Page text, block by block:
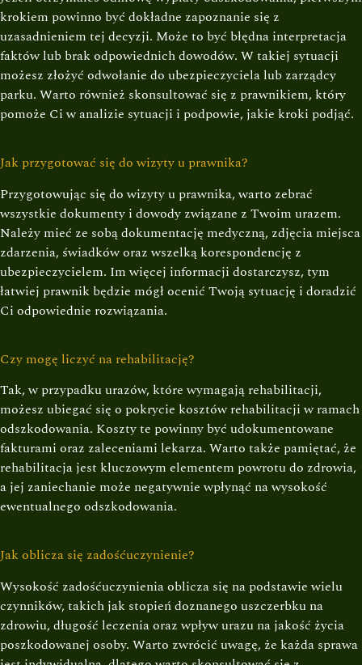
krokiem powinno być dokładne zapoznanie się z
uzasadnieniem tej decyzji. Może to być błędna interpretacja
faktów lub brak odpowiednich dowodów. W takiej sytuacji
możesz złożyć odwołanie do ubezpieczyciela lub zarządcy
parku. Warto również skonsultować się z prawnikiem, który
pomoże Ci w analizie sytuacji i podpowie, jakie kroki podjąć.
Jak przygotować się do wizyty u prawnika?
Przygotowując się do wizyty u prawnika, warto zebrać
wszystkie dokumenty i dowody związane z Twoim urazem.
Należy mieć ze sobą dokumentację medyczną, zdjęcia miejsca
zdarzenia, świadków oraz wszelką korespondencję z
ubezpieczycielem. Im więcej informacji dostarczysz, tym
łatwiej prawnik będzie mógł ocenić Twoją sytuację i doradzić
Ci odpowiednie rozwiązania.
Czy mogę liczyć na rehabilitację?
Tak, w przypadku urazów, które wymagają rehabilitacji,
możesz ubiegać się o pokrycie kosztów rehabilitacji w ramach
odszkodowania. Koszty te powinny być udokumentowane
fakturami oraz zaleceniami lekarza. Warto także pamiętać, że
rehabilitacja jest kluczowym elementem powrotu do zdrowia,
a jej zaniechanie może negatywnie wpłynąć na wysokość
ewentualnego odszkodowania.
Jak oblicza się zadośćuczynienie?
Wysokość zadośćuczynienia oblicza się na podstawie wielu
czynników, takich jak stopień doznanego uszczerbku na
zdrowiu, długość leczenia oraz wpływ urazu na jakość życia
poszkodowanej osoby. Warto zwrócić uwagę, że każda sprawa